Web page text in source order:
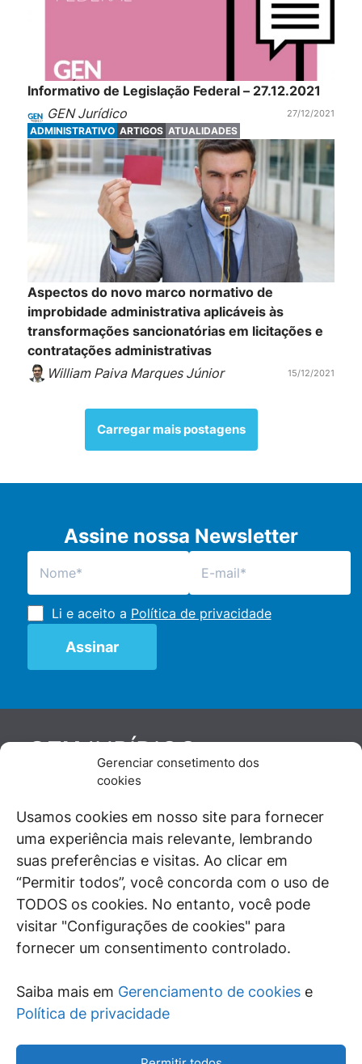
Gerenciar consetimento dos
cookies
Usamos cookies em nosso site para fornecer
uma experiência mais relevante, lembrando
suas preferências e visitas. Ao clicar em
“Permitir todos”, você concorda com o uso de
TODOS os cookies. No entanto, você pode
visitar "Configurações de cookies" para
fornecer um consentimento controlado.
Saiba mais em Gerenciamento de cookies e
Política de privacidade
Informativo de Legislação Federal – 27.12.2021
GEN Jurídico
27/12/2021
ADMINISTRATIVO ARTIGOS ATUALIDADES
Aspectos do novo marco normativo de
improbidade administrativa aplicáveis às
transformações sancionatórias em licitações e
contratações administrativas
William Paiva Marques Júnior
15/12/2021
Carregar mais postagens
Assine nossa Newsletter
Li e aceito a Política de privacidade
GENJURÍDICO
De maneira independente, os autores e
juristas e doutrinadores nacionais, se posicionam
diante de questões relevantes do cotidiano e
universo jurídico.
SIGA